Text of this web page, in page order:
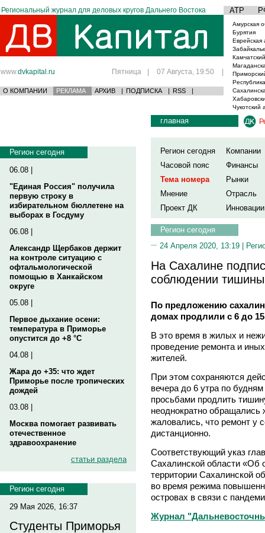
Региональный журнал для деловых кругов Дальнего Востока АТР
www.dvkapital.ru Пятница | 07 Августа, 19:50 |
О КОМПАНИИ РЕКЛАМА АРХИВ | ПОДПИСКА | RSS |
Амурская
Бурятия
Еврейская
Чукотский
Регион сегодня
06.08 |
"Единая Россия" получила
первую строку в
избирательном бюллетене на
выборах в Госдуму
06.08 |
Александр Щербаков держит
на контроле ситуацию с
офтальмологической
помощью в Ханкайском
округе
05.08 |
Первое дыхание осени:
температура в Приморье
опустится до +8 °C
04.08 |
Жара до +35: что ждет
Приморье после тропических
дождей
03.08 |
Москва помогает развивать
отечественное
здравоохранение
статьи раздела
Регион сегодня
29 Мая 2026, 16:37
Студенты Приморья
главная
Регион сегодня
Компании
Часовой пояс
Финансы
Тема номера
Рынки
Мнение
Отрасль
Проект ДК
Инновации
Регион сегодня
24 Апреля 2020, 13:19 |
На Сахалине
соблюдении тишины
По предложению
домах продлили с 6 до
В это время в жилых и
проведение ремонта и
жителей.
При этом сохраняются
вечера до 6 утра по
просьбами продлить
неоднократно
жаловались, что ремонт у
дистанционно.
Соответствующий указ
Сахалинской области «Об
территории Сахалинской
во время режима
островах в связи с
Журнал